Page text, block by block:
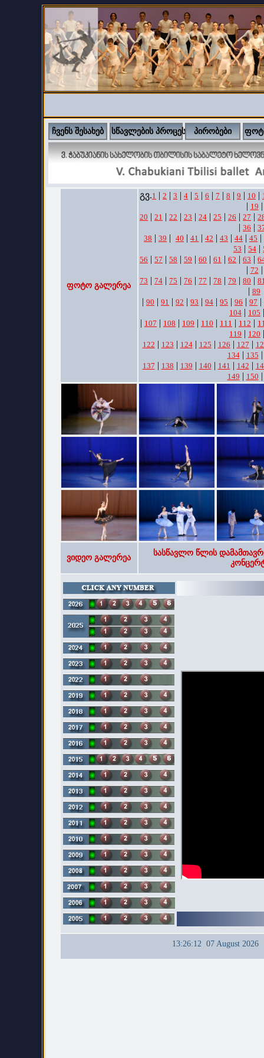
ჩვენს შესახებ სწავლების პროცესი პირობები
ფოტო გალერეა
გვ.1 | 2 | 3 | 4 | 5 | 6 | 7 | 8 | 9 | 10 |
| 19 |
20 | 21 | 22 | 23 | 24 | 25 | 26 | 27 |
| 36 |
38 | 39 | 40 | 41 | 42 | 43 | 44 | 45 |
53 | 54 |
56 | 57 | 58 | 59 | 60 | 61 | 62 | 63 |
| 72 |
73 | 74 | 75 | 76 | 77 | 78 | 79 | 80 |
| 89
| 90 | 91 | 92 | 93 | 94 | 95 | 96 | 97 |
104 | 105
| 107 | 108 | 109 | 110 | 111 | 112 |
119 | 120
122 | 123 | 124| 125 | 126 | 127 |
134| 135
137 | 138 | 139 | 140 | 141 | 142 |
149 | 150
ვიდეო გალერეა
სასწავლო წლის
13:26:12 07 August 2026